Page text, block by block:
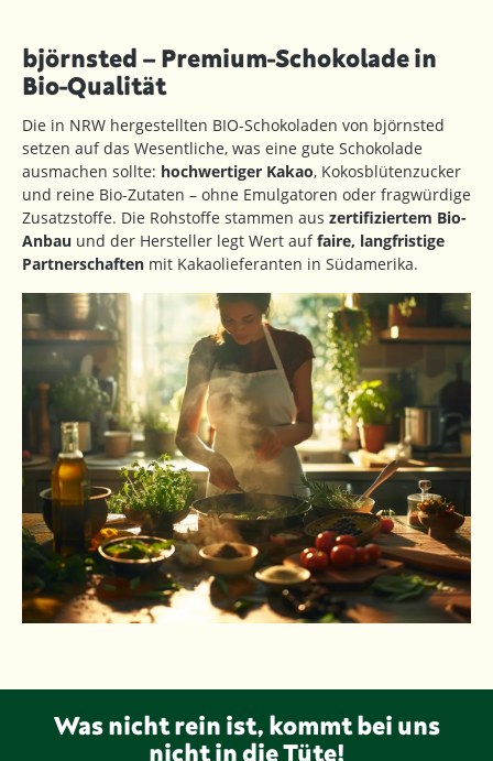
björnsted – Premium-Schokolade in
Bio-Qualität
Die in NRW hergestellten BIO-Schokoladen von björnsted
setzen auf das Wesentliche, was eine gute Schokolade
ausmachen sollte: hochwertiger Kakao, Kokosblütenzucker
und reine Bio-Zutaten – ohne Emulgatoren oder fragwürdige
Zusatzstoffe. Die Rohstoffe stammen aus zertifiziertem Bio-
Anbau und der Hersteller legt Wert auffaire, langfristige
Partnerschaften mit Kakaolieferanten in Südamerika.
Was nicht rein ist, kommt bei uns
nicht in die Tüte!